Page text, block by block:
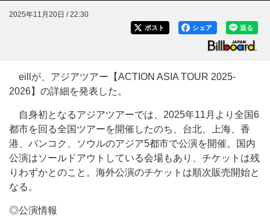
2025年11月20日 / 22:30
送る
シェア
ポスト
eillが、アジアツアー【ACTION ASIA TOUR 2025-
2026】の詳細を発表した。
自身初となるアジアツアーでは、2025年11月より全国6
都市を回る全国ツアーを開催したのち、台北、上海、香
港、バンコク、ソウルのアジア5都市で公演を開催。国内
公演はソールドアウトしている会場もあり、チケットは残
りわずかとのこと。海外公演のチケットは順次販売開始と
なる。
◎公演情報